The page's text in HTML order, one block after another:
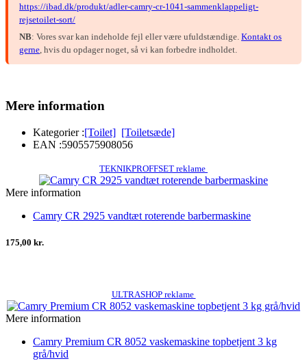
https://ibad.dk/produkt/adler-camry-cr-1041-sammenklappeligt-
rejsetoilet-sort/
NB: Vores svar kan indeholde fejl eller være ufuldstændige. Kontakt os
gerne, hvis du opdager noget, så vi kan forbedre indholdet.
Mere information
Kategorier :[Toilet] [Toiletsæde]
EAN :5905575908056
TEKNIKPROFFSET reklame
Mere information
Camry CR 2925 vandtæt roterende barbermaskine
175,00 kr.
ULTRASHOP reklame
Mere information
Camry Premium CR 8052 vaskemaskine topbetjent 3 kg
grå/hvid